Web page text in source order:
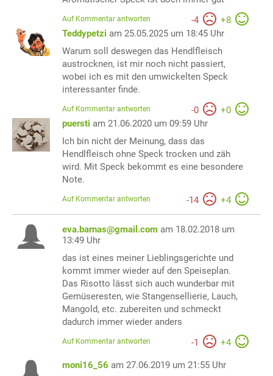
-4 +8
Auf Kommentar antworten
Teddypetzi am 25.05.2025 um 18:45 Uhr
Warum soll deswegen das Hendlfleisch
austrocknen, ist mir noch nicht passiert,
wobei ich es mit den umwickelten Speck
interessanter finde.
-0 +0
Auf Kommentar antworten
puersti am 21.06.2020 um 09:59 Uhr
Ich bin nicht der Meinung, dass das
Hendlfleisch ohne Speck trocken und zäh
wird. Mit Speck bekommt es eine besondere
Note.
-14 +4
Auf Kommentar antworten
eva.barnas@gmail.com am 18.02.2018 um
13:49 Uhr
das ist eines meiner Lieblingsgerichte und
kommt immer wieder auf den Speiseplan.
Das Risotto lässt sich auch wunderbar mit
Gemüseresten, wie Stangensellierie, Lauch,
Mangold, etc. zubereiten und schmeckt
dadurch immer wieder anders
-1 +4
Auf Kommentar antworten
moni16_56 am 27.06.2019 um 21:55 Uhr